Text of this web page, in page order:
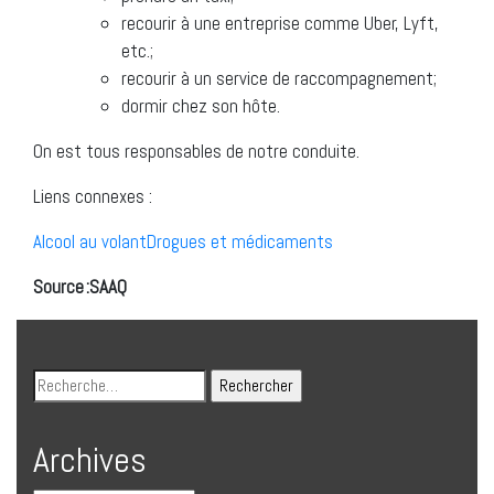
recourir à une entreprise comme Uber, Lyft,
etc.;
recourir à un service de raccompagnement;
dormir chez son hôte.
On est tous responsables de notre conduite.
Liens connexes :
Alcool au volantDrogues et médicaments
Source :SAAQ
Archives